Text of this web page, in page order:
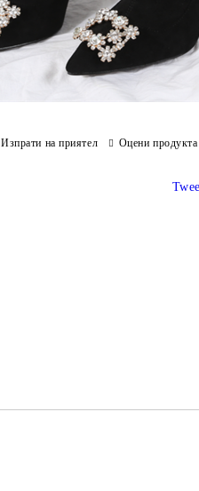
Изпрати на приятел Оцени продукта